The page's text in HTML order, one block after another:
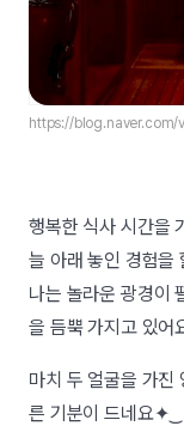
https://
행복한 식사 시간을
늘 아래 놓인 경험을
나는 놀라운 광경이
을 듬뿍 가지고 있
마치 두 얼굴을 가진
른 기분이 드네요